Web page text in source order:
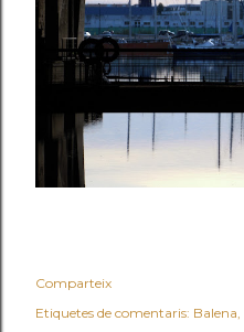
Comparteix
Etiquetes de comentaris: Balena